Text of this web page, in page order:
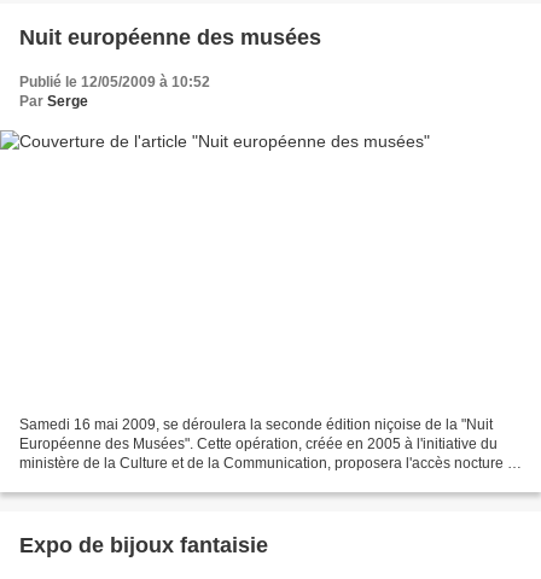
Nuit européenne des musées
Publié le 12/05/2009 à 10:52
Par Serge
Samedi 16 mai 2009, se déroulera la seconde édition niçoise de la "Nuit
Européenne des Musées". Cette opération, créée en 2005 à l'initiative du
ministère de la Culture et de la Communication, proposera l'accès nocture à
Expo de bijoux fantaisie